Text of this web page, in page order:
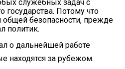
служебных задач с
государства. Потому что
общей безопасности, прежде
политик.
о дальнейшей работе
находятся за рубежом.